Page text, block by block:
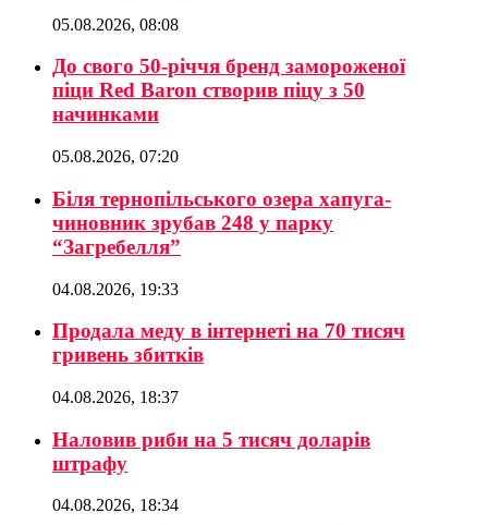
05.08.2026, 08:08
До свого 50-річчя бренд замороженої
піци Red Baron створив піцу з 50
начинками
05.08.2026, 07:20
Біля тернопільського озера хапуга-
чиновник зрубав 248 у парку
“Загребелля”
04.08.2026, 19:33
Продала меду в інтернеті на 70 тисяч
гривень збитків
04.08.2026, 18:37
Наловив риби на 5 тисяч доларів
штрафу
04.08.2026, 18:34